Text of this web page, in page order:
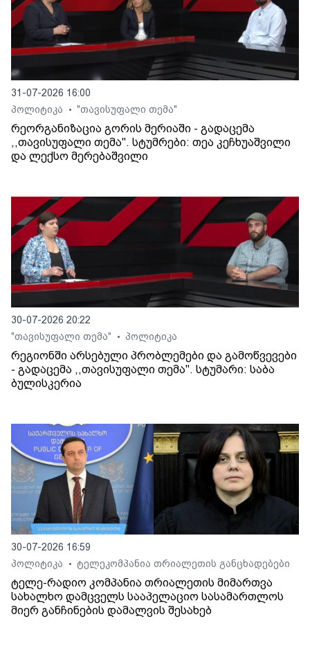
31-07-2026 16:00
პოლიტიკა
• "თავისუფალი თემა"
რეორგანიზაცია გორის მერიაში - გადაცემა
,,თავისუფალი თემა". სტუმრები: თეა კეჩხუაშვილი
და ლექსო მერებაშვილი
30-07-2026 20:22
"თავისუფალი თემა"
• პოლიტიკა
რეგიონში არსებული პრობლემები და გამოწვევები
- გადაცემა ,,თავისუფალი თემა". სტუმარი: საბა
ბულისკერია
30-07-2026 16:59
პოლიტიკა
• ტელეკომპანია თრიალეთის განცხადებები
ტელე-რადიო კომპანია თრიალეთის მიმართვა
სახალხო დამცველს სააპელაციო სასამართლოს
მიერ განჩინების დამალვის შესახებ